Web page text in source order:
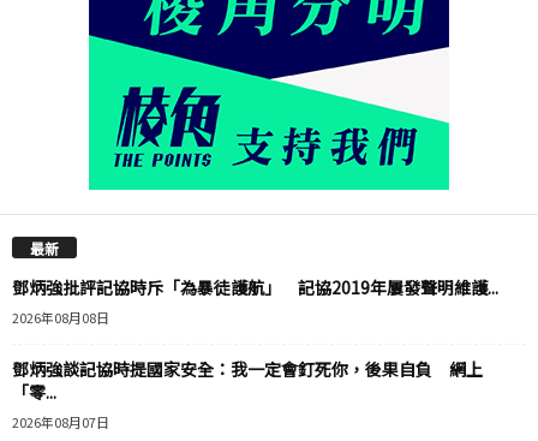
最新
鄧炳強批評記協時斥「為暴徒護航」 記協2019年屢發聲明維護...
2026年08月08日
鄧炳強談記協時提國家安全：我一定會釘死你，後果自負 網上
「零...
2026年08月07日